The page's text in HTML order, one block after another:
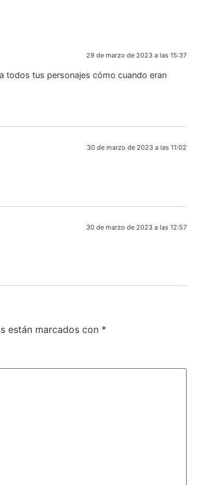
29 de marzo de 2023 a las 15:37
todos tus personajes cómo cuando eran
30 de marzo de 2023 a las 11:02
30 de marzo de 2023 a las 12:57
están marcados con *